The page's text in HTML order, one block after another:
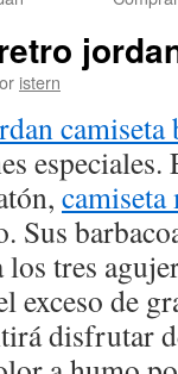
istern
camiseta
Sus
los tres
de
disfrutar